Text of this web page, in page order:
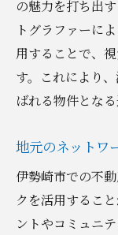
の魅力を打ち出
トグラファーに
用することで、
す。これにより
ばれる物件とな
地元のネットワ
伊勢崎市での不
クを活用するこ
ントやコミュニ